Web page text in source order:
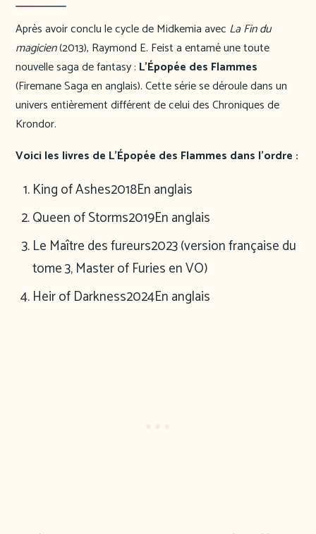
Après avoir conclu le cycle de Midkemia avec La Fin du
magicien(2013), Raymond E. Feist a entamé une toute
nouvelle saga de fantasy : L’Épopée des Flammes
(Firemane Saga en anglais). Cette série se déroule dans un
univers entièrement différent de celui des Chroniques de
Krondor.
Voici les livres de L’Épopée des Flammes dans l’ordre :
King of Ashes2018En anglais
Queen of Storms2019En anglais
Le Maître des fureurs2023 (version française du
tome 3, Master of Furies en VO)
Heir of Darkness2024En anglais